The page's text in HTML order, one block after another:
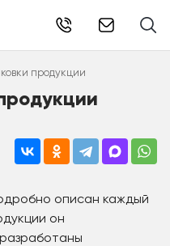
продукции
описан каждый
он